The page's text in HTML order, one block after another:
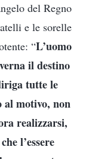
del Regno
e le sorelle
“L’uomo
il destino
tutte le
al motivo, non
realizzarsi,
l’essere